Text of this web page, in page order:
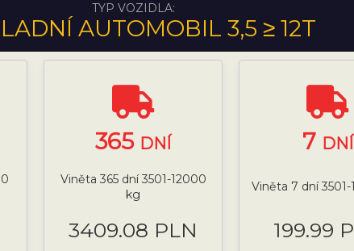
TYP VOZIDLA:
AUTOMOBIL 3,5 ≥ 12T
365 DNÍ
Viněta 365 dní 3501-12000
kg
3409.08 PLN
7 DNÍ
Viněta 7 dní
199.99